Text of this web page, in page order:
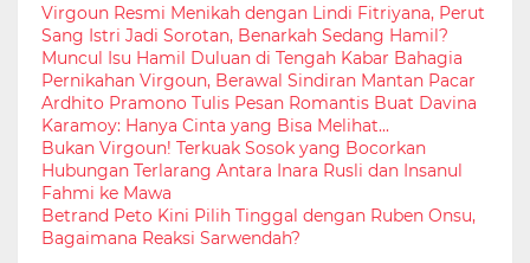
Virgoun Resmi Menikah dengan Lindi Fitriyana, Perut
Sang Istri Jadi Sorotan, Benarkah Sedang Hamil?
Muncul Isu Hamil Duluan di Tengah Kabar Bahagia
Pernikahan Virgoun, Berawal Sindiran Mantan Pacar
Ardhito Pramono Tulis Pesan Romantis Buat Davina
Karamoy: Hanya Cinta yang Bisa Melihat...
Bukan Virgoun! Terkuak Sosok yang Bocorkan
Hubungan Terlarang Antara Inara Rusli dan Insanul
Fahmi ke Mawa
Betrand Peto Kini Pilih Tinggal dengan Ruben Onsu,
Bagaimana Reaksi Sarwendah?